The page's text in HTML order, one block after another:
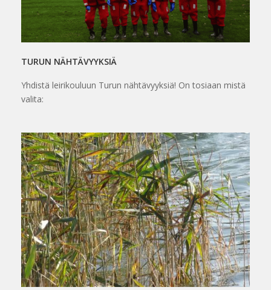
TURUN NÄHTÄVYYKSIÄ
Yhdistä leirikouluun Turun nähtävyyksiä! On tosiaan mistä
valita: